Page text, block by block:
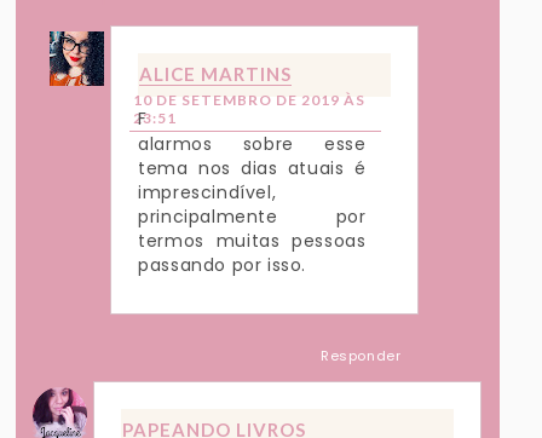
ALICE MARTINS
10 DE SETEMBRO DE 2019 ÀS
23:51
F
alarmos sobre esse
tema nos dias atuais é
imprescindível,
principalmente por
termos muitas pessoas
passando por isso.
Responder
PAPEANDO LIVROS